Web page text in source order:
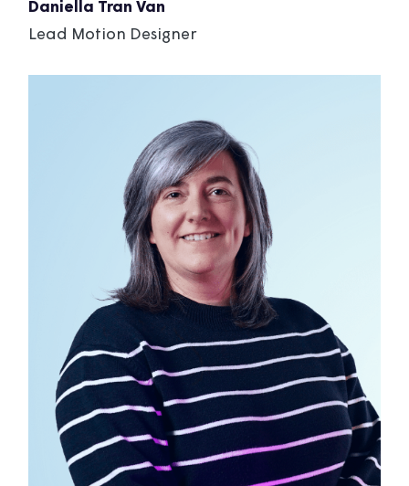
Daniella Tran Van
Lead Motion Designer